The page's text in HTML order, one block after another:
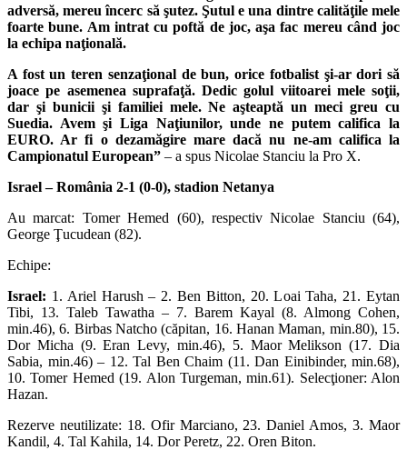
adversă, mereu încerc să şutez. Şutul e una dintre calităţile mele
foarte bune. Am intrat cu poftă de joc, aşa fac mereu când joc
la echipa naţională.
A fost un teren senzaţional de bun, orice fotbalist şi-ar dori să
joace pe asemenea suprafaţă. Dedic golul viitoarei mele soţii,
dar şi bunicii şi familiei mele. Ne aşteaptă un meci greu cu
Suedia. Avem şi Liga Naţiunilor, unde ne putem califica la
EURO. Ar fi o dezamăgire mare dacă nu ne-am califica la
Campionatul European” – a spus Nicolae Stanciu la Pro X.
Israel – România 2-1 (0-0), stadion Netanya
Au marcat: Tomer Hemed (60), respectiv Nicolae Stanciu (64),
George Ţucudean (82).
Echipe:
Israel: 1. Ariel Harush – 2. Ben Bitton, 20. Loai Taha, 21. Eytan
Tibi, 13. Taleb Tawatha – 7. Barem Kayal (8. Almong Cohen,
min.46), 6. Birbas Natcho (căpitan, 16. Hanan Maman, min.80), 15.
Dor Micha (9. Eran Levy, min.46), 5. Maor Melikson (17. Dia
Sabia, min.46) – 12. Tal Ben Chaim (11. Dan Einibinder, min.68),
10. Tomer Hemed (19. Alon Turgeman, min.61). Selecţioner: Alon
Hazan.
Rezerve neutilizate: 18. Ofir Marciano, 23. Daniel Amos, 3. Maor
Kandil, 4. Tal Kahila, 14. Dor Peretz, 22. Oren Biton.